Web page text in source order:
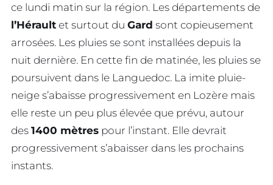
ce lundi matin sur la région. Les départements de
l’Hérault et surtout du Gard sont copieusement
arrosées. Les pluies se sont installées depuis la
nuit dernière. En cette fin de matinée, les pluies se
poursuivent dans le Languedoc. La imite pluie-
neige s’abaisse progressivement en Lozère mais
elle reste un peu plus élevée que prévu, autour
des 1400 mètres pour l’instant. Elle devrait
progressivement s’abaisser dans les prochains
instants.